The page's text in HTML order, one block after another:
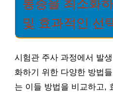
통증을 최소화
및 효과적인 선
시험관 주사 과정에서 발
화하기 위한 다양한 방법
는 이들 방법을 비교하고,